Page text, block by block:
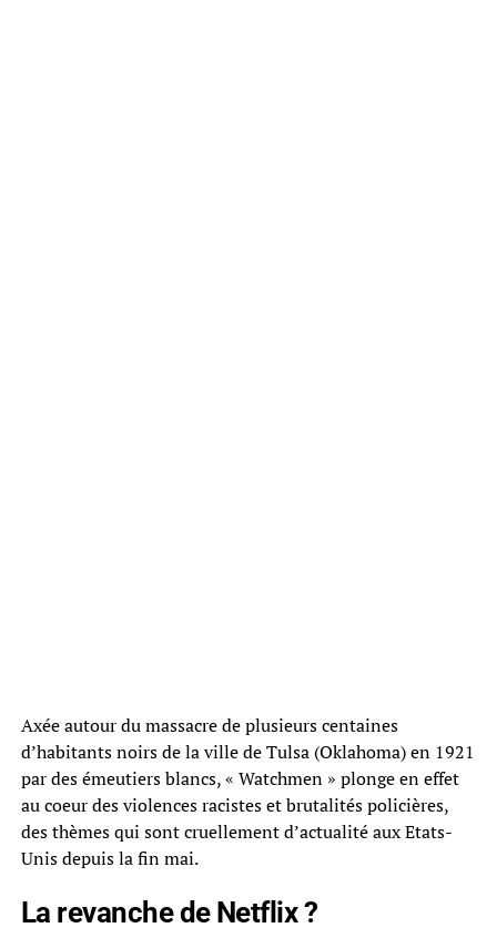
Axée autour du massacre de plusieurs centaines
d’habitants noirs de la ville de Tulsa (Oklahoma) en 1921
par des émeutiers blancs, « Watchmen » plonge en effet
au coeur des violences racistes et brutalités policières,
des thèmes qui sont cruellement d’actualité aux Etats-
Unis depuis la fin mai.
La revanche de Netflix ?